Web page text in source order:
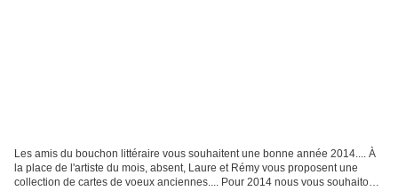
Les amis du bouchon littéraire vous souhaitent une bonne année 2014.... À
la place de l'artiste du mois, absent, Laure et Rémy vous proposent une
collection de cartes de voeux anciennes.... Pour 2014 nous vous souhaitons: